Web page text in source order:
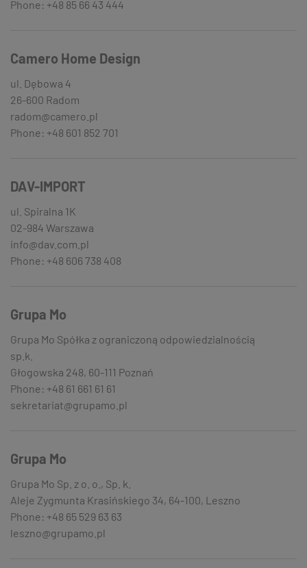
Phone: +48 85 66 43 444
Camero Home Design
ul. Dębowa 4
26-600 Radom
radom@camero.pl
Phone: +48 601 852 701
DAV-IMPORT
ul. Spiralna 1K
02-984 Warszawa
info@dav.com.pl
Phone: +48 606 738 408
Grupa Mo
Grupa Mo Spółka z ograniczoną odpowiedzialnością
sp.k.
Głogowska 248, 60-111 Poznań
Phone: +48 61 661 61 61
sekretariat@grupamo.pl
Grupa Mo
Grupa Mo Sp. z o. o., Sp. k.
Aleje Zygmunta Krasińskiego 34, 64-100, Leszno
Phone: +48 65 529 63 63
leszno@grupamo.pl